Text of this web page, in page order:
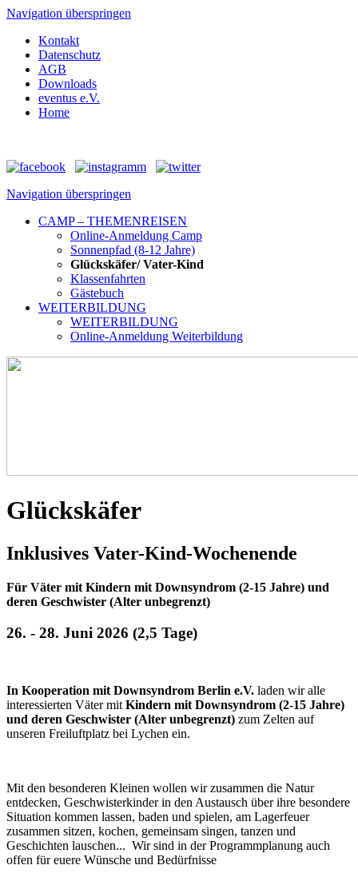
Navigation überspringen
Kontakt
Datenschutz
AGB
Downloads
eventus e.V.
Home
Navigation überspringen
CAMP – THEMENREISEN
Online-Anmeldung Camp
Sonnenpfad (8-12 Jahre)
Glückskäfer/ Vater-Kind
Klassenfahrten
Gästebuch
WEITERBILDUNG
WEITERBILDUNG
Online-Anmeldung Weiterbildung
Glückskäfer
Inklusives Vater-Kind-Wochenende
Für Väter mit Kindern mit Downsyndrom (2-15 Jahre) und
deren Geschwister (Alter unbegrenzt)
26. - 28. Juni 2026 (2,5 Tage)
In Kooperation mit Downsyndrom Berlin e.V. laden wir alle
interessierten Väter mit Kindern mit Downsyndrom (2-15 Jahre)
und deren Geschwister (Alter unbegrenzt) zum Zelten auf
unseren Freiluftplatz bei Lychen ein.
Mit den besonderen Kleinen wollen wir zusammen die Natur
entdecken, Geschwisterkinder in den Austausch über ihre besondere
Situation kommen lassen, baden und spielen, am Lagerfeuer
zusammen sitzen, kochen, gemeinsam singen, tanzen und
Geschichten lauschen... Wir sind in der Programmplanung auch
offen für euere Wünsche und Bedürfnisse